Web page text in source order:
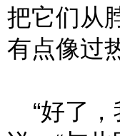
把它们从
有点像过
“好了，